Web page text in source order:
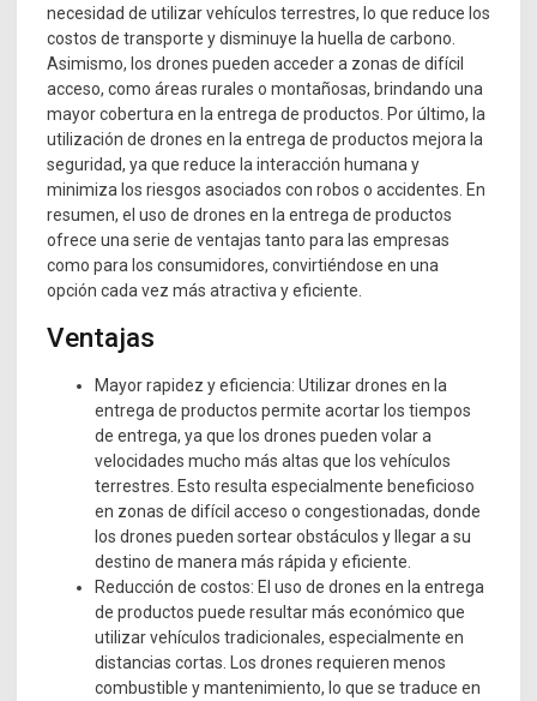
necesidad de utilizar vehículos terrestres, lo que reduce los
costos de transporte y disminuye la huella de carbono.
Asimismo, los drones pueden acceder a zonas de difícil
acceso, como áreas rurales o montañosas, brindando una
mayor cobertura en la entrega de productos. Por último, la
utilización de drones en la entrega de productos mejora la
seguridad, ya que reduce la interacción humana y
minimiza los riesgos asociados con robos o accidentes. En
resumen, el uso de drones en la entrega de productos
ofrece una serie de ventajas tanto para las empresas
como para los consumidores, convirtiéndose en una
opción cada vez más atractiva y eficiente.
Ventajas
Mayor rapidez y eficiencia: Utilizar drones en la
entrega de productos permite acortar los tiempos
de entrega, ya que los drones pueden volar a
velocidades mucho más altas que los vehículos
terrestres. Esto resulta especialmente beneficioso
en zonas de difícil acceso o congestionadas, donde
los drones pueden sortear obstáculos y llegar a su
destino de manera más rápida y eficiente.
Reducción de costos: El uso de drones en la entrega
de productos puede resultar más económico que
utilizar vehículos tradicionales, especialmente en
distancias cortas. Los drones requieren menos
combustible y mantenimiento, lo que se traduce en